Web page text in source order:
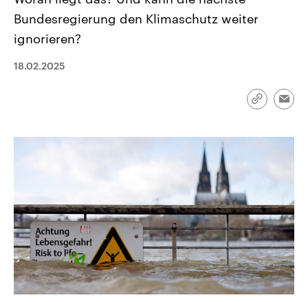
Landtag. Seit 2021 wird das
Bundesland von einer Koalition aus
CDU, SPD und FDP regiert.-
Umfragen, Prognosen,
und Hintergründe zu den Parteien
und Kandidaten der anstehenden
den mächtigsten Ländern
mit großem Einfluss auf
Sendungen
Bundesregierung den Klimaschutz weiter
ignorieren?
18.02.2025
Link